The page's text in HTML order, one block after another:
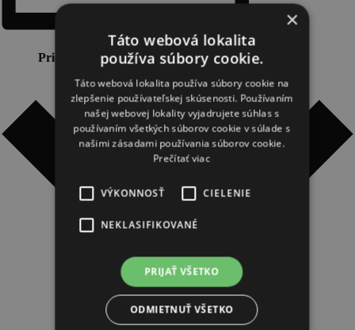
Pridať do kalendára
×
Táto webová lokalita
používa súbory cookie.
Táto webová lokalita používa súbory cookie na
zlepšenie používateľskej skúsenosti. Používaním
našej webovej lokality vyjadrujete súhlas s
používaním všetkých súborov cookie v súlade s
našimi zásadami používania súborov cookie.
Prečítať viac
VÝKONNOSŤ CIELENIE
NEKLASIFIKOVANÉ
PRIJAŤ VŠETKO
ODMIETNUŤ VŠETKO